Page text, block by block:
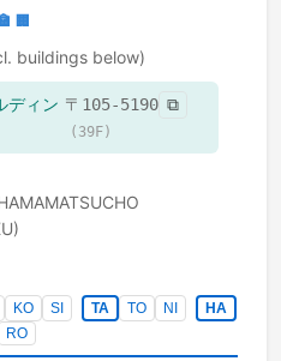
🏢
buildings below)
ディン 〒 105-5190 ⧉
( 39F)
KO SI TA TO NI
HA
RO